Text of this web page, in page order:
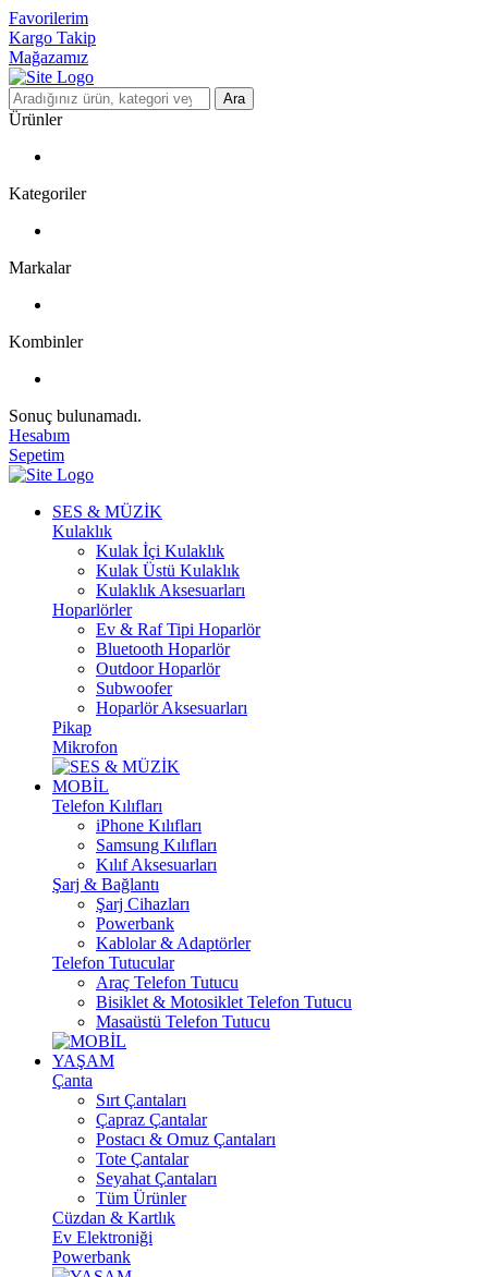
Favorilerim
Kargo Takip
Mağazamız
Ara
Ürünler
Kategoriler
Markalar
Kombinler
Sonuç bulunamadı.
Hesabım
Sepetim
SES & MÜZİK
Kulaklık
Kulak İçi Kulaklık
Kulak Üstü Kulaklık
Kulaklık Aksesuarları
Hoparlörler
Ev & Raf Tipi Hoparlör
Bluetooth Hoparlör
Outdoor Hoparlör
Subwoofer
Hoparlör Aksesuarları
Pikap
Mikrofon
MOBİL
Telefon Kılıfları
iPhone Kılıfları
Samsung Kılıfları
Kılıf Aksesuarları
Şarj & Bağlantı
Şarj Cihazları
Powerbank
Kablolar & Adaptörler
Telefon Tutucular
Araç Telefon Tutucu
Bisiklet & Motosiklet Telefon Tutucu
Masaüstü Telefon Tutucu
YAŞAM
Çanta
Sırt Çantaları
Çapraz Çantalar
Postacı & Omuz Çantaları
Tote Çantalar
Seyahat Çantaları
Tüm Ürünler
Cüzdan & Kartlık
Ev Elektroniği
Powerbank